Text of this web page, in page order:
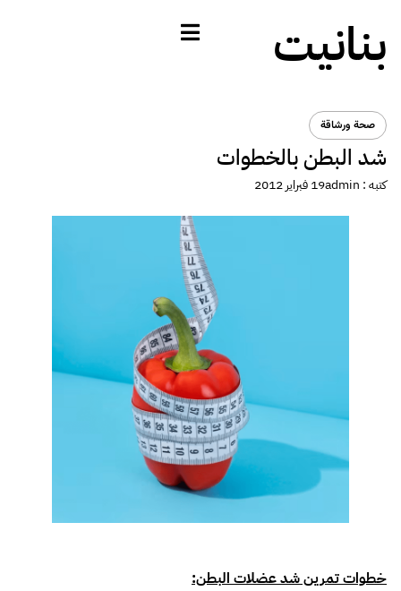
بنانيت
صحة ورشاقة
شد البطن بالخطوات
كتبه : admin19 فبراير 2012
خطوات تمرين شد عضلات البطن: